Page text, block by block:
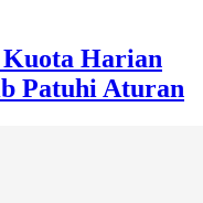
Kuota Harian
Patuhi Aturan